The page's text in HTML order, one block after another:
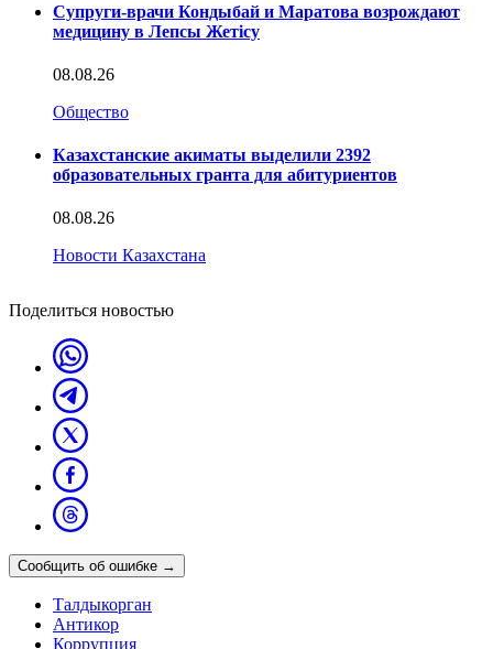
Супруги-врачи Кондыбай и Маратова возрождают
медицину в Лепсы Жетісу
08.08.26
Общество
Казахстанские акиматы выделили 2392
образовательных гранта для абитуриентов
08.08.26
Новости Казахстана
Поделиться новостью
Сообщить об ошибке →
Талдыкорган
Антикор
Коррупция